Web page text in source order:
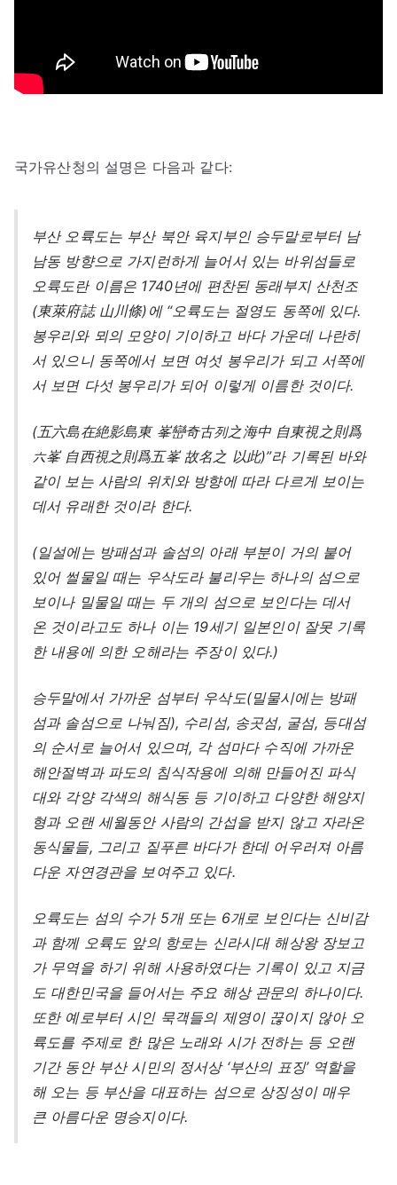
국가유산청의 설명은 다음과 같다:
부산 오륙도는 부산 북안 육지부인 승두말로부터 남
남동 방향으로 가지런하게 늘어서 있는 바위섬들로
오륙도란 이름은 1740년에 편찬된 동래부지 산천조
(東萊府誌 山川條)에 “오륙도는 절영도 동쪽에 있다.
봉우리와 뫼의 모양이 기이하고 바다 가운데 나란히
서 있으니 동쪽에서 보면 여섯 봉우리가 되고 서쪽에
서 보면 다섯 봉우리가 되어 이렇게 이름한 것이다.
(五六島在絶影島東 峯巒奇古列之海中 自東視之則爲
六峯 自西視之則爲五峯 故名之 以此)”라 기록된 바와
같이 보는 사람의 위치와 방향에 따라 다르게 보이는
데서 유래한 것이라 한다.
(일설에는 방패섬과 솔섬의 아래 부분이 거의 붙어
있어 썰물일 때는 우삭도라 불리우는 하나의 섬으로
보이나 밀물일 때는 두 개의 섬으로 보인다는 데서
온 것이라고도 하나 이는 19세기 일본인이 잘못 기록
한 내용에 의한 오해라는 주장이 있다.)
승두말에서 가까운 섬부터 우삭도(밀물시에는 방패
섬과 솔섬으로 나눠짐), 수리섬, 송곳섬, 굴섬, 등대섬
의 순서로 늘어서 있으며, 각 섬마다 수직에 가까운
해안절벽과 파도의 침식작용에 의해 만들어진 파식
대와 각양 각색의 해식동 등 기이하고 다양한 해양지
형과 오랜 세월동안 사람의 간섭을 받지 않고 자라온
동식물들, 그리고 짙푸른 바다가 한데 어우러져 아름
다운 자연경관을 보여주고 있다.
오륙도는 섬의 수가 5개 또는 6개로 보인다는 신비감
과 함께 오륙도 앞의 항로는 신라시대 해상왕 장보고
가 무역을 하기 위해 사용하였다는 기록이 있고 지금
도 대한민국을 들어서는 주요 해상 관문의 하나이다.
또한 예로부터 시인 묵객들의 제영이 끊이지 않아 오
륙도를 주제로 한 많은 노래와 시가 전하는 등 오랜
기간 동안 부산 시민의 정서상 ‘부산의 표징’ 역할을
해 오는 등 부산을 대표하는 섬으로 상징성이 매우
큰 아름다운 명승지이다.